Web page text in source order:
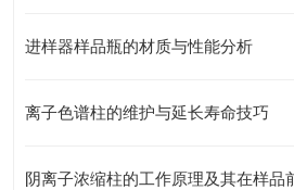
进样器样品瓶的材质与性能分析
离子色谱柱的维护与延长寿命技巧
阴离子浓缩柱的工作原理及其在样品